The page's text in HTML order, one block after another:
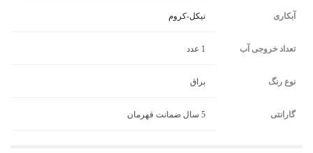
آبکاری نیکل-کروم
تعداد خروجی آب 1 عدد
نوع رنگ براق
گارانتی 5 سال ضمانت قهرمان